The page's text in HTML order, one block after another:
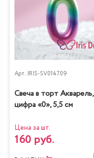
Арт. IRIS-SV014709
Свеча в торт Акварель,
цифра «0», 5,5 см
Цена за шт.
160 руб.